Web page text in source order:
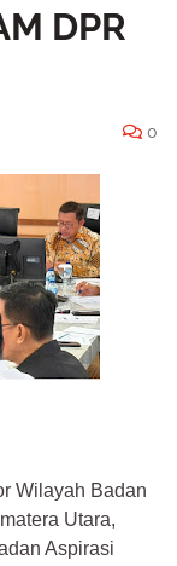
DPR
0
Wilayah Badan
Utara,
Aspirasi